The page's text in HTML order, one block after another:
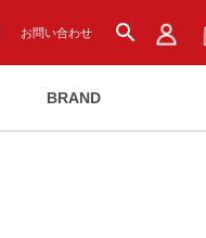
お問い合わせ search
BRAND